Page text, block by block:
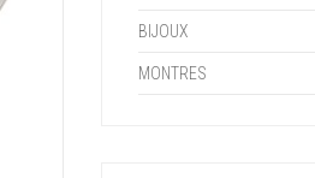
BIJOUX
MONTRES